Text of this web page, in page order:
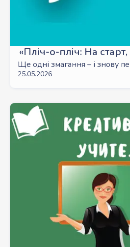
«Пліч-о-пліч: На
Ще одні змагання – і знову
25.05.2026